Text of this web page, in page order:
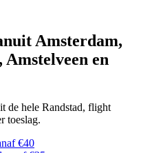
Amsterdam,
en
de hele Randstad, flight
toeslag.
€40